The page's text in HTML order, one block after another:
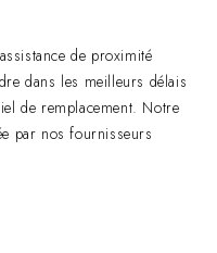
de proximité
dans les meilleurs délais
de remplacement. Notre
par nos fournisseurs